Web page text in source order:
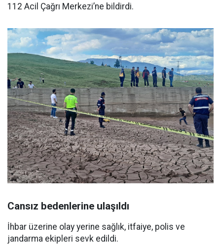
112 Acil Çağrı Merkezi’ne bildirdi.
Cansız bedenlerine ulaşıldı
İhbar üzerine olay yerine sağlık, itfaiye, polis ve
jandarma ekipleri sevk edildi.